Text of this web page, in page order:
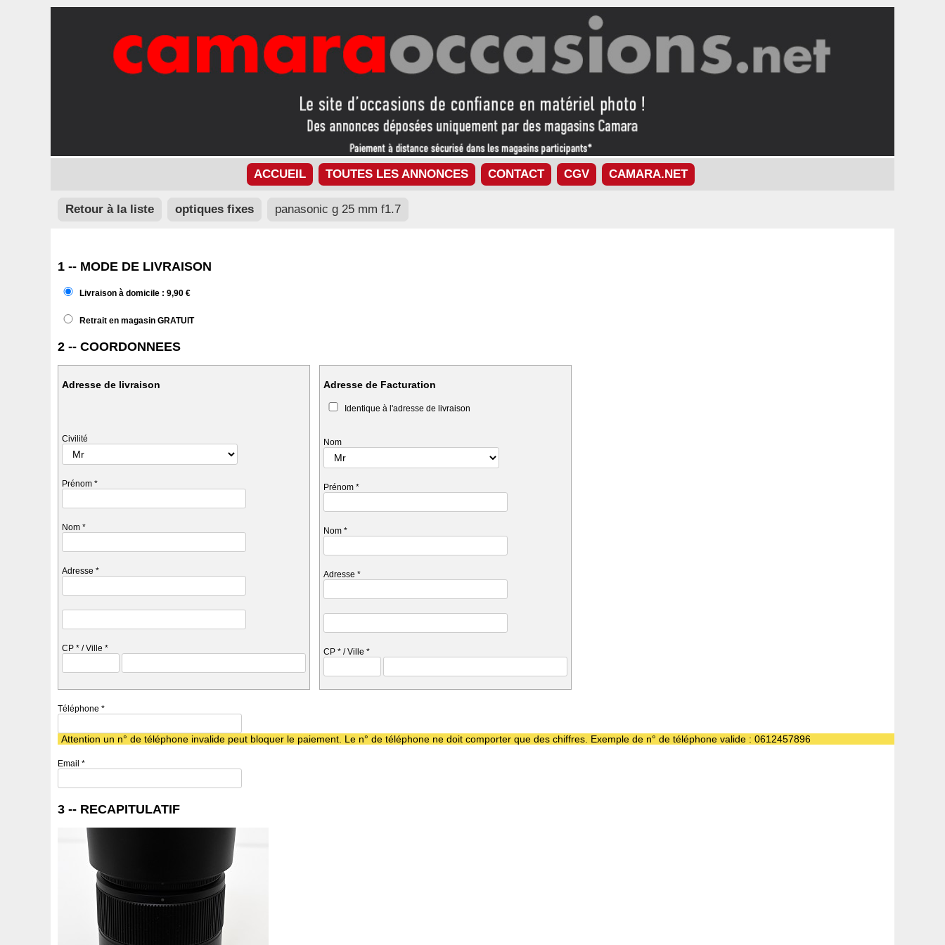
ACCUEIL TOUTES LES ANNONCES CONTACT CGV CAMARA.NET
Retour à la liste optiques fixes panasonic g 25 mm f1.7
1 -- MODE DE LIVRAISON
Livraison à domicile : 9,90 €
Retrait en magasin GRATUIT
2 -- COORDONNEES
Adresse de livraison
Civilité
Prénom *
Nom *
Adresse *
CP * / Ville *
Adresse de Facturation
Identique à l'adresse de livraison
Nom
Prénom *
Nom *
Adresse *
CP * / Ville *
Téléphone *
Attention un n° de téléphone invalide peut bloquer le paiement. Le n° de téléphone ne doit comporter que des chiffres. Exemple de n° de téléphone valide : 0612457896
Email *
3 -- RECAPITULATIF